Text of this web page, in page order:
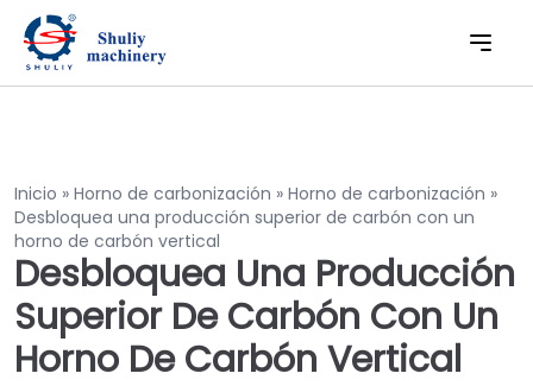
Inicio » Horno de carbonización » Horno de carbonización »
Desbloquea una producción superior de carbón con un
horno de carbón vertical
Desbloquea Una Producción
Superior De Carbón Con Un
Horno De Carbón Vertical